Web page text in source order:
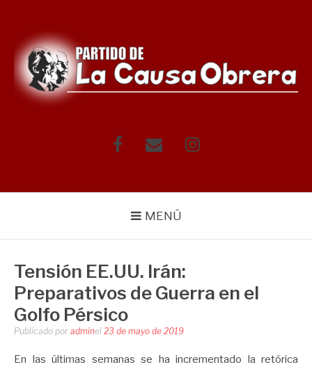
contenido
FacebookCorreo Instagram
MENÚ
Tensión EE.UU. Irán:
Preparativos de Guerra en el
Golfo Pérsico
Publicado por adminel 23 de mayo de 2019
En las últimas semanas se ha incrementado la retórica